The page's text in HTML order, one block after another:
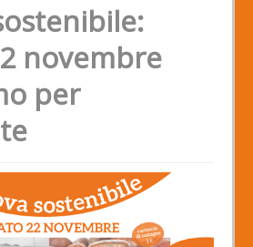
novembre
per